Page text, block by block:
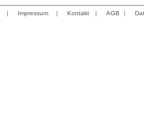
| Impressum | Kontakt | AGB |